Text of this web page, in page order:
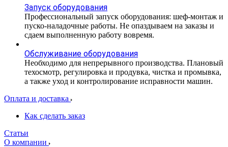
Запуск оборудования
Профессиональный запуск оборудования: шеф-монтаж и
пуско-наладочные работы. Не опаздываем на заказы и
сдаем выполненную работу вовремя.
Обслуживание оборудования
Необходимо для непрерывного производства. Плановый
техосмотр, регулировка и продувка, чистка и промывка,
а также уход и контролирование исправности машин.
Оплата и доставка
Как сделать заказ
Статьи
О компании